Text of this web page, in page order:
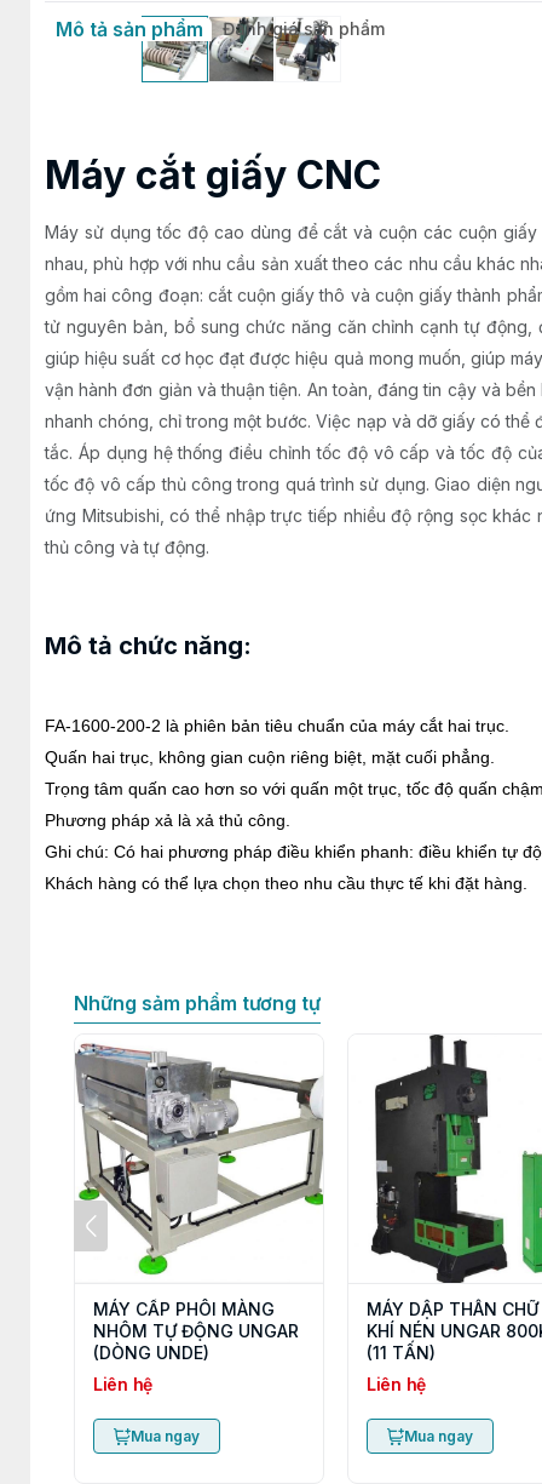
Mô tả sản phẩm Đánh giá sản phẩm
Máy cắt giấy CNC
Máy sử dụng tốc độ cao dùng để cắt và cuộn các cuộn
nhau, phù hợp với nhu cầu sản xuất theo các nhu cầu khác
gồm hai công đoạn: cắt cuộn giấy thô và cuộn giấy thành
tử nguyên bản, bổ sung chức năng căn chỉnh cạnh tự
giúp hiệu suất cơ học đạt được hiệu quả mong muốn, giúp
vận hành đơn giản và thuận tiện. An toàn, đáng tin cậy và
nhanh chóng, chỉ trong một bước. Việc nạp và dỡ giấy có
tắc. Áp dụng hệ thống điều chỉnh tốc độ vô cấp và tốc độ
tốc độ vô cấp thủ công trong quá trình sử dụng. Giao diện
ứng Mitsubishi, có thể nhập trực tiếp nhiều độ rộng sọc
thủ công và tự động.
Mô tả chức năng:
FA-1600-200-2 là phiên bản tiêu chuẩn của máy cắt hai trục.
Quấn hai trục, không gian cuộn riêng biệt, mặt cuối phẳng.
Trọng tâm quấn cao hơn so với quấn một trục, tốc độ quấn
Phương pháp xả là xả thủ công.
Ghi chú: Có hai phương pháp điều khiển phanh: điều khiển tự
Khách hàng có thể lựa chọn theo nhu cầu thực tế khi đặt hàng.
Những sảm phẩm tương tự
MÁY CẤP PHÔI MÀNG
NHÔM TỰ ĐỘNG UNGAR
(DÒNG UNDE)
Liên hệ
Mua ngay
MÁY DẬP THÂN CHỮ
KHÍ NÉN UNGAR
(11 TẤN)
Liên hệ
Mua ngay